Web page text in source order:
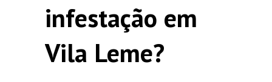
infestação em
Vila Leme?